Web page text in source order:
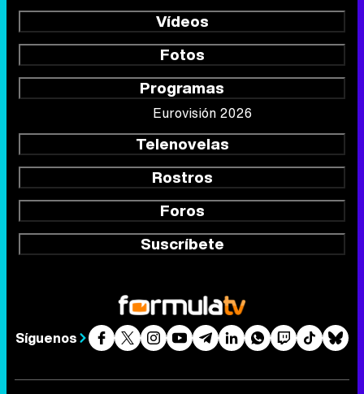
Vídeos
Fotos
Programas
Eurovisión 2026
Telenovelas
Rostros
Foros
Suscríbete
Síguenos